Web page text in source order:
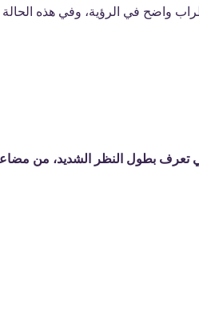
في الرؤية، وفي هذه الحالة
تعرف بطول النظر الشديد، من